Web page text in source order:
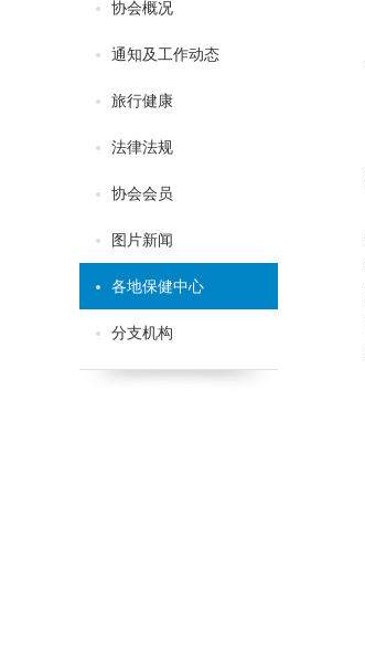
协会概况
通知及工作动态
旅行健康
法律法规
协会会员
图片新闻
各地保健中心
分支机构